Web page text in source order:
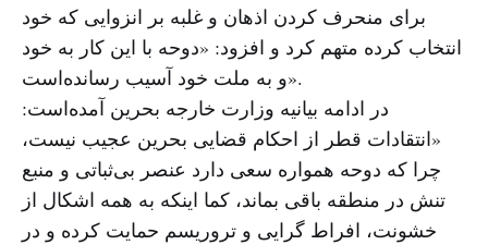
برای منحرف کردن اذهان و غلبه بر انزوایی که خود
انتخاب کرده متهم کرد و افزود: «دوحه با این کار به خود
و به ملت خود آسیب رسانده‌است».
در ادامه بیانیه وزارت خارجه بحرین آمده‌است:
«انتقادات قطر از احکام قضایی بحرین عجیب نیست،
چرا که دوحه همواره سعی دارد عنصر بی‌ثباتی و منبع
تنش در منطقه باقی بماند، کما اینکه به همه اشکال از
خشونت، افراط گرایی و تروریسم حمایت کرده و در